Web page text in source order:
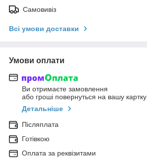
Самовивіз
Всі умови доставки
Умови оплати
Ви отримаєте замовлення
або гроші повернуться на вашу картку
Детальніше
Післяплата
Готівкою
Оплата за реквізитами